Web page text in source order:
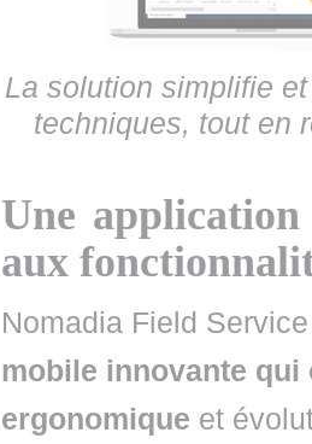
La solution simplifie
techniques, tout en
Une
aux
Nomadia Field
mobile innovante
ergonomique et